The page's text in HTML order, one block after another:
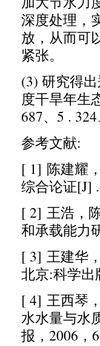
深度处理 ，
放 ， 从而可
紧张。
(3) 研究得
度干旱年生
687、 5 . 324
参考文献:
[ 1] 陈建耀 ，
综合论证[J] .
[ 2] 王浩 ，
和承载能力
[ 3] 王建华 ，
北京:科学出
[ 4] 王西琴 ，
水水量与水
报 ，2006